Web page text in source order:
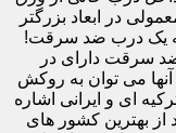
در ابعاد بزرگتر
یک درب ضد سرقت!
دارای در
می توان به روکش
ای و ایرانی اشاره
از بهترین کشور های